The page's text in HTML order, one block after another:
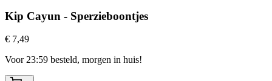
Kip Cayun - Sperzieboontjes
€ 7,49
Voor 23:59 besteld, morgen in huis!